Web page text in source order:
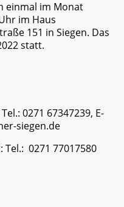
einmal im Monat
im Haus
151 in Siegen. Das
statt.
0271 67347239, E-
siegen.de
0271 77017580